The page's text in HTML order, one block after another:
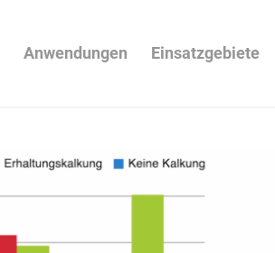
Anwendungen Einsatzgebiete